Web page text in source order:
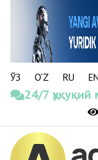
ЎЗ O‘Z RU EN
24/7 ҳуқуқий